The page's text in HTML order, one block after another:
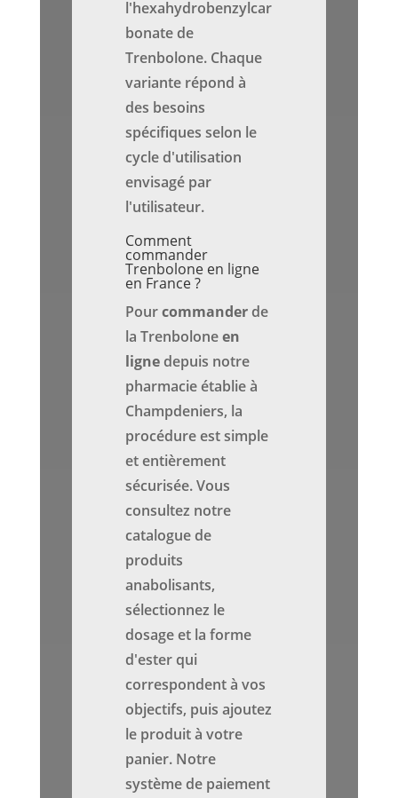
l'hexahydrobenzylcar
bonate de
Trenbolone. Chaque
variante répond à
des besoins
spécifiques selon le
cycle d'utilisation
envisagé par
l'utilisateur.
Comment
commander
Trenbolone en ligne
en France ?
Pourcommanderde
la Trenboloneen
lignedepuis notre
pharmacie établie à
Champdeniers, la
procédure est simple
et entièrement
sécurisée. Vous
consultez notre
catalogue de
produits
anabolisants,
sélectionnez le
dosage et la forme
d'ester qui
correspondent à vos
objectifs, puis ajoutez
le produit à votre
panier. Notre
système de paiement